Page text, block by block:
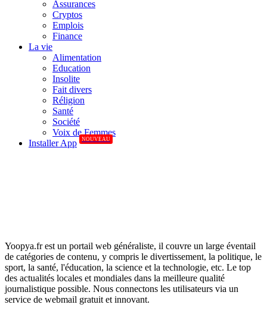
Assurances
Cryptos
Emplois
Finance
La vie
Alimentation
Education
Insolite
Fait divers
Réligion
Santé
Société
Voix de Femmes
Installer App
NOUVEAU
Yoopya.fr est un portail web généraliste, il couvre un large éventail
de catégories de contenu, y compris le divertissement, la politique, le
sport, la santé, l'éducation, la science et la technologie, etc. Le top
des actualités locales et mondiales dans la meilleure qualité
journalistique possible. Nous connectons les utilisateurs via un
service de webmail gratuit et innovant.